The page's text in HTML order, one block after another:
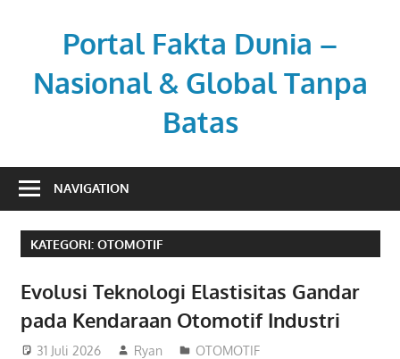
Portal Fakta Dunia –
Nasional & Global Tanpa
Batas
berita
dengan
sudut
luas.
NAVIGATION
KATEGORI: OTOMOTIF
Evolusi Teknologi Elastisitas Gandar
pada Kendaraan Otomotif Industri
31 Juli 2026 Ryan OTOMOTIF